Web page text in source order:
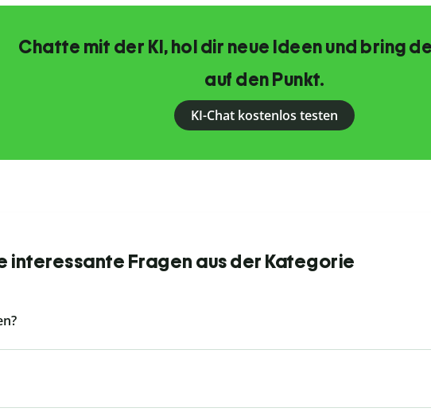
Chatte mit der KI, hol dir neue Ideen und bring
auf den Punkt.
KI-Chat kostenlos testen
interessante Fragen aus der Kategorie